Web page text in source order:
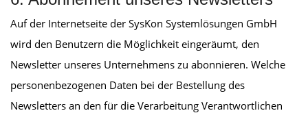
Auf der Internetseite der SysKon Systemlösungen GmbH
wird den Benutzern die Möglichkeit eingeräumt, den
Newsletter unseres Unternehmens zu abonnieren. Welche
personenbezogenen Daten bei der Bestellung des
Newsletters an den für die Verarbeitung Verantwortlichen